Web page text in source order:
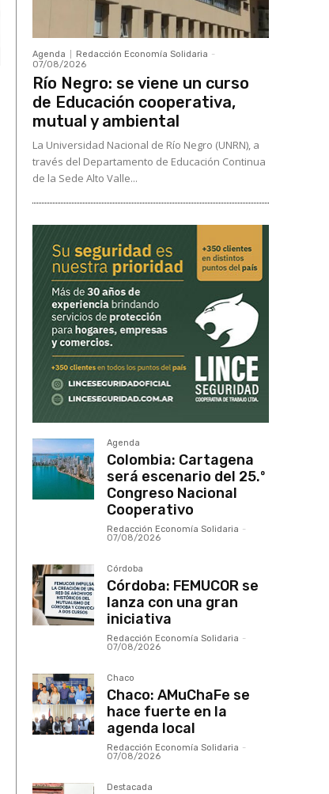
Agenda Redacción Economía Solidaria -
07/08/2026
Río Negro: se viene un curso
de Educación cooperativa,
mutual y ambiental
La Universidad Nacional de Río Negro (UNRN), a
través del Departamento de Educación Continua
de la Sede Alto Valle...
Agenda
Colombia: Cartagena
será escenario del 25.º
Congreso Nacional
Cooperativo
Redacción Economía Solidaria -
07/08/2026
Córdoba
Córdoba: FEMUCOR se
lanza con una gran
iniciativa
Redacción Economía Solidaria -
07/08/2026
Chaco
Chaco: AMuChaFe se
hace fuerte en la
agenda local
Redacción Economía Solidaria -
07/08/2026
Destacada